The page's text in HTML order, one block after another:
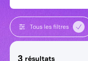
Tous les filtres
3 résultats